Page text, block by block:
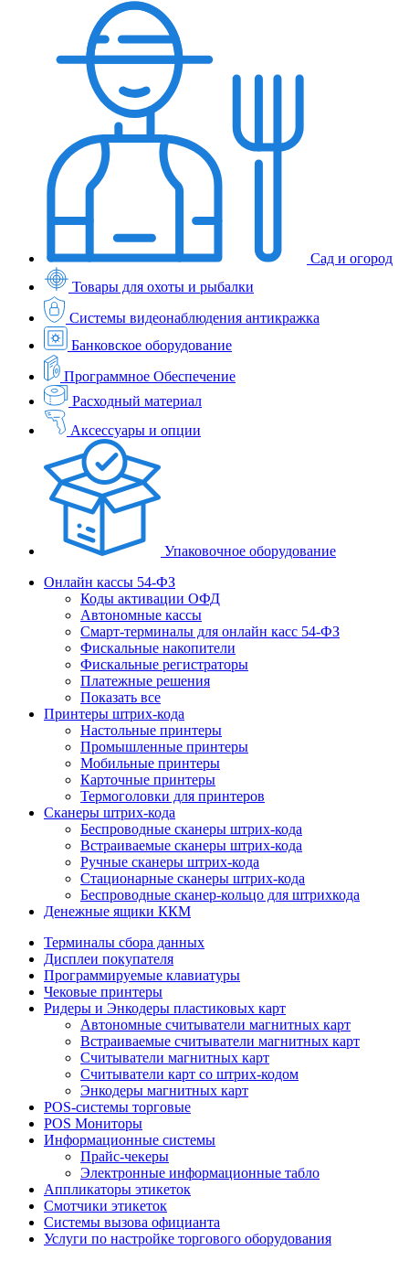
Сад и огород
Товары для охоты и рыбалки
Системы видеонаблюдения антикражка
Банковское оборудование
Программное Обеспечение
Расходный материал
Аксессуары и опции
Упаковочное оборудование
Онлайн кассы 54-ФЗ
Коды активации ОФД
Автономные кассы
Смарт-терминалы для онлайн касс 54-ФЗ
Фискальные накопители
Фискальные регистраторы
Платежные решения
Показать все
Принтеры штрих-кода
Настольные принтеры
Промышленные принтеры
Мобильные принтеры
Карточные принтеры
Термоголовки для принтеров
Сканеры штрих-кода
Беспроводные сканеры штрих-кода
Встраиваемые сканеры штрих-кода
Ручные сканеры штрих-кода
Стационарные сканеры штрих-кода
Беспроводные сканер-кольцо для штрихкода
Денежные ящики ККМ
Терминалы сбора данных
Дисплеи покупателя
Программируемые клавиатуры
Чековые принтеры
Ридеры и Энкодеры пластиковых карт
Автономные считыватели магнитных карт
Встраиваемые считыватели магнитных карт
Считыватели магнитных карт
Считыватели карт со штрих-кодом
Энкодеры магнитных карт
POS-системы торговые
POS Мониторы
Информационные системы
Прайс-чекеры
Электронные информационные табло
Аппликаторы этикеток
Смотчики этикеток
Системы вызова официанта
Услуги по настройке торгового оборудования